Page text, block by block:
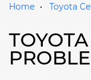
Home Toyota